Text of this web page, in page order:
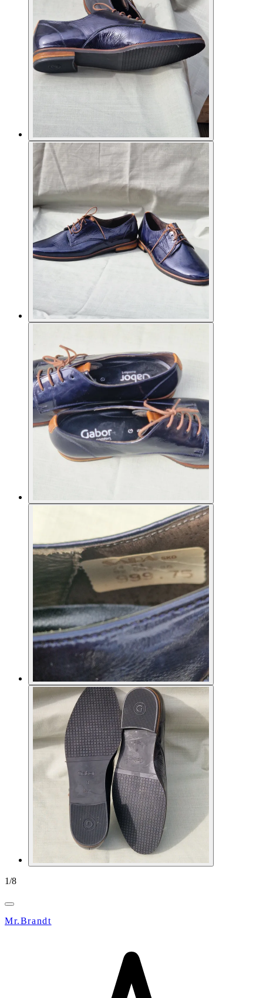
1/8
Mr.Brandt